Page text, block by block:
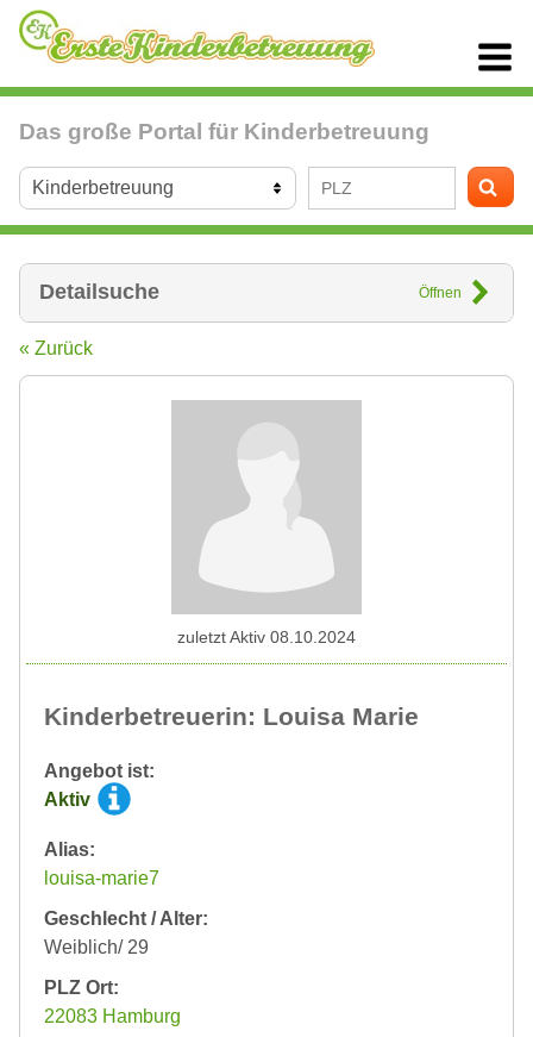
Das große Portal für Kinderbetreuung
Detailsuche Öffnen
« Zurück
Kinderbetreuerin: Louisa Marie
Angebot ist:
Aktiv
Alias:
louisa-marie7
Geschlecht / Alter:
Weiblich/ 29
PLZ Ort:
22083 Hamburg
zuletzt Aktiv 08.10.2024